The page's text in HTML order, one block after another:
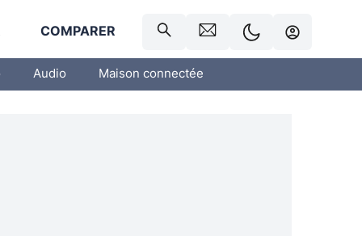
COMPARER
Audio Maison connectée